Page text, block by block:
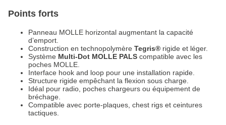
Points forts
Panneau MOLLE horizontal augmentant la capacité
d’emport.
Construction en technopolymère Tegris® rigide et léger.
Système Multi-Dot MOLLE PALS compatible avec les
poches MOLLE.
Interface hook and loop pour une installation rapide.
Structure rigide empêchant la flexion sous charge.
Idéal pour radio, poches chargeurs ou équipement de
bréchage.
Compatible avec porte-plaques, chest rigs et ceintures
tactiques.